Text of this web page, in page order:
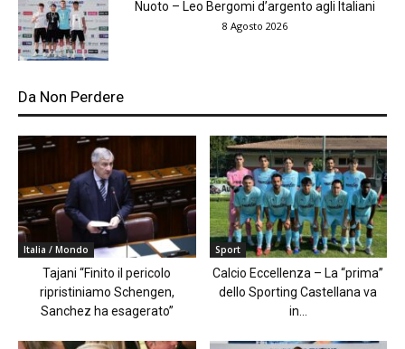
Nuoto – Leo Bergomi d’argento agli Italiani
8 Agosto 2026
Da Non Perdere
Italia / Mondo
Tajani “Finito il pericolo
ripristiniamo Schengen,
Sanchez ha esagerato”
Sport
Calcio Eccellenza – La “prima”
dello Sporting Castellana va
in...